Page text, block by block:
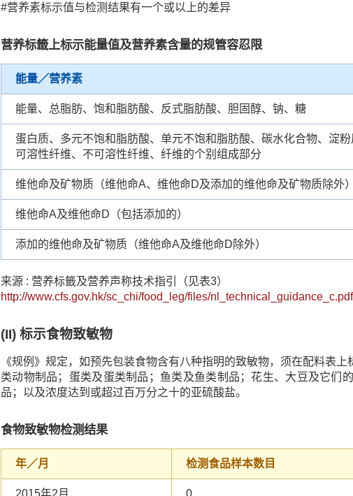
#营养素标示值与检测结果有一个或以上的差异
营养标籤上标示能量值及营养素含量的规管容忍限
能量／营养素
能量、总脂肪、饱和脂肪酸、反式脂肪酸、胆固醇、钠、糖
蛋白质、多元不饱和脂肪酸、单元不饱和脂肪酸、碳水化合物、淀粉
可溶性纤维、不可溶性纤维、纤维的个别组成部分
维他命及矿物质（维他命A、维他命D及添加的维他命及矿物质除外）
维他命A及维他命D（包括添加的）
添加的维他命及矿物质（维他命A及维他命D除外）
来源 : 营养标籤及营养声称技术指引（见表3）
http://www.cfs.gov.hk/sc_chi/food_leg/files/nl_technical_guidance_c.pdf
(II) 标示食物致敏物
《规例》规定，如预先包装食物含有八种指明的致敏物，须在配料表
类动物制品；蛋类及蛋类制品；鱼类及鱼类制品；花生、大豆及它们
品；以及浓度达到或超过百万分之十的亚硫酸盐。
食物致敏物检测结果
年／月 检测食品样本数目
2015年2月 0